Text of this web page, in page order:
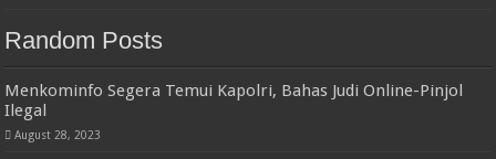
Random Posts
Menkominfo Segera Temui Kapolri, Bahas Judi Online-Pinjol
Ilegal
August 28, 2023